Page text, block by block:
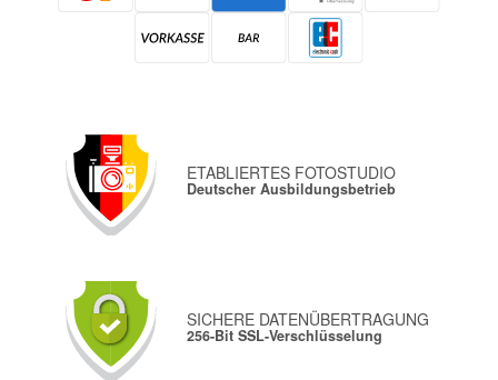
ETABLIERTES FOTOSTUDIO
Deutscher Ausbildungsbetrieb
SICHERE DATENÜBERTRAGUNG
256-Bit SSL-Verschlüsselung